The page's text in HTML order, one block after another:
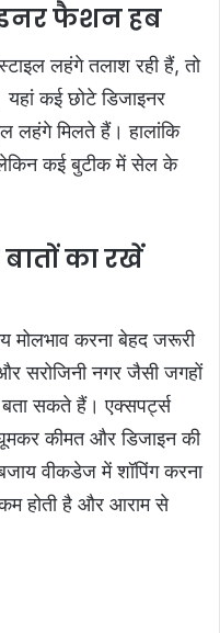
फैशन हब
लहंगे तलाश रही हैं, तो
कई छोटे डिजाइनर
लहंगे मिलते हैं। हालांकि
लेकिन कई बुटीक में सेल के
का रखें
मोलभाव करना बेहद जरूरी
सरोजिनी नगर जैसी जगहों
सकते हैं। एक्सपर्ट्स
कीमत और डिजाइन की
वीकडेज में शॉपिंग करना
होती है और आराम से